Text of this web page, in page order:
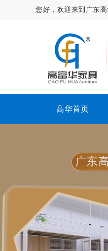
您好，欢迎来到广东
高华首页